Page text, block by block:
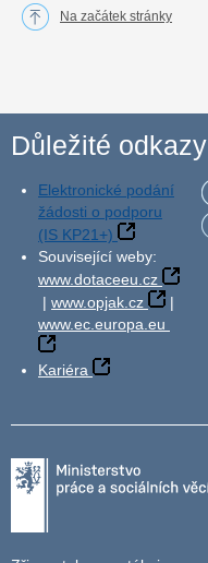
Na začátek stránky
Důležité odkazy
Elektronické podání
žádosti o podporu
(IS KP21+)
Související weby:
www.dotaceeu.cz
| www.opjak.cz
|
www.ec.europa.eu
Kariéra